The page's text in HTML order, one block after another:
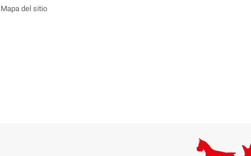
Mapa del sitio